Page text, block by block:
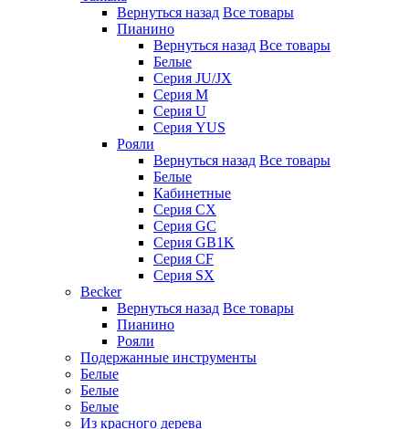
Вернуться назад Все товары
Пианино
Вернуться назад Все товары
Белые
Серия JU/JX
Серия M
Серия U
Серия YUS
Рояли
Вернуться назад Все товары
Белые
Кабинетные
Серия CX
Серия GC
Серия GB1K
Серия CF
Серия SX
Becker
Вернуться назад Все товары
Пианино
Рояли
Подержанные инструменты
Белые
Белые
Белые
Из красного дерева